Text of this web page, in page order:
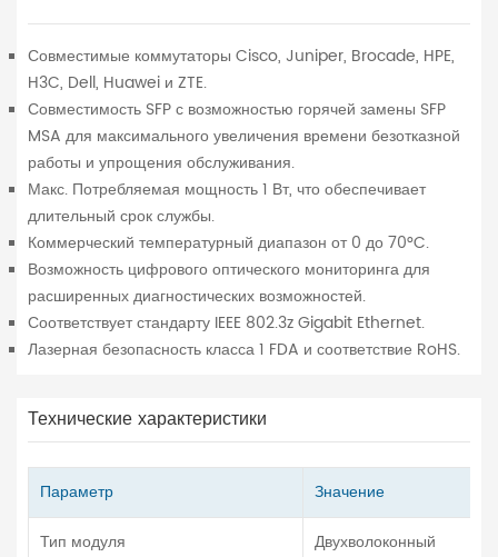
Совместимые коммутаторы Cisco, Juniper, Brocade, HPE,
H3C, Dell, Huawei и ZTE.
Совместимость SFP с возможностью горячей замены SFP
MSA для максимального увеличения времени безотказной
работы и упрощения обслуживания.
Макс. Потребляемая мощность 1 Вт, что обеспечивает
длительный срок службы.
Коммерческий температурный диапазон от 0 до 70°C.
Возможность цифрового оптического мониторинга для
расширенных диагностических возможностей.
Соответствует стандарту IEEE 802.3z Gigabit Ethernet.
Лазерная безопасность класса 1 FDA и соответствие RoHS.
Технические характеристики
Параметр
Значение
Тип модуля
Двухволоконный